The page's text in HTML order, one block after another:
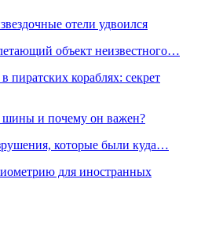
отели удвоился
объект неизвестного…
пиратских кораблях: секрет
шины и почему он важен?
которые были куда…
для иностранных